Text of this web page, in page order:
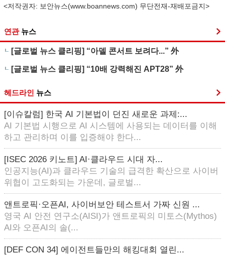
<저작권자: 보안뉴스(www.boannews.com) 무단전재-재배포금지>
연관 뉴스
[글로벌 뉴스 클리핑] “아델 콘서트 보려다...” 外
[글로벌 뉴스 클리핑] “10배 강력해진 APT28” 外
헤드라인 뉴스
[이슈칼럼] 한국 AI 기본법이 던진 새로운 과제:...
AI 기본법 시행으로 AI 시스템에 사용되는 데이터를 이해
하고 관리하며 이를 입증해야 한다...
[ISEC 2026 키노트] AI·클라우드 시대 자...
인공지능(AI)과 클라우드 기술의 급격한 확산으로 사이버
위협이 고도화되는 가운데, 글로벌...
앤트로픽·오픈AI, 사이버보안 테스트서 가짜 신원 ...
영국 AI 안전 연구소(AISI)가 앤트로픽의 미토스(Mythos)
AI와 오픈AI의 솔(...
[DEF CON 34] 에이전트들만의 해킹대회 열린...